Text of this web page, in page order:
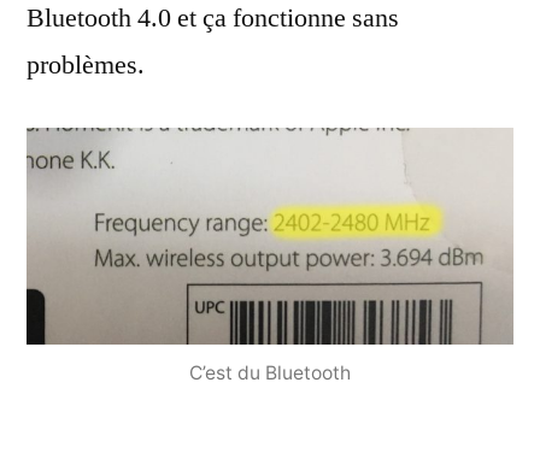
Bluetooth 4.0 et ça fonctionne sans
problèmes.
C’est du Bluetooth